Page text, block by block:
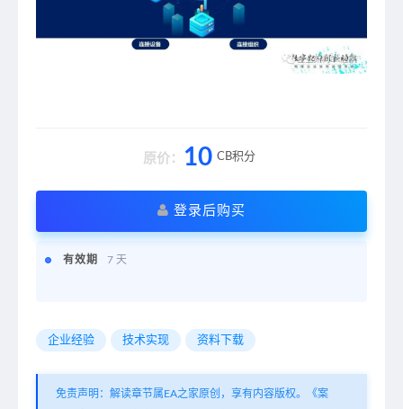
原价： 10 CB积分
登录后购买
有效期 7 天
企业经验 技术实现 资料下载
免责声明：解读章节属EA之家原创，享有内容版权。《案